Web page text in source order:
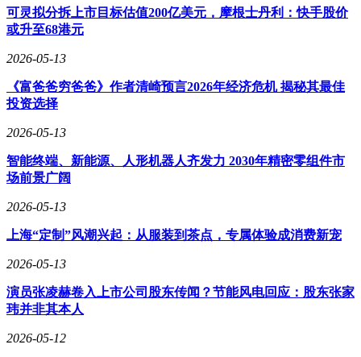
可灵拟分拆上市目标估值200亿美元，摩根士丹利：快手股价
或升至68港元
2026-05-13
《富爸爸穷爸爸》作者清崎预言2026年经济危机 揭秘其最佳
投资选择
2026-05-13
智能终端、新能源、人形机器人齐发力 2030年精密零组件市
场前景广阔
2026-05-13
上海“定制”风潮兴起：从服装到茶点，专属体验成消费新宠
2026-05-13
演员张凌赫卷入上市公司股东传闻？节能风电回应：股东张家
玮并非其本人
2026-05-12